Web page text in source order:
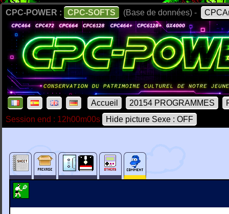
CPC-POWER : CPC-SOFTS (Base de données) -
Accueil 20154 PROGRAMMES
Session end : 12h00m00s
Hide picture Sexe : OFF